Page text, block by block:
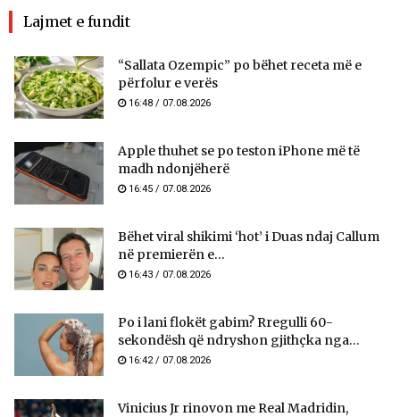
Lajmet e fundit
“Sallata Ozempic” po bëhet receta më e
përfolur e verës
16:48 / 07.08.2026
Apple thuhet se po teston iPhone më të
madh ndonjëherë
16:45 / 07.08.2026
Bëhet viral shikimi ‘hot’ i Duas ndaj Callum
në premierën e...
16:43 / 07.08.2026
Po i lani flokët gabim? Rregulli 60-
sekondësh që ndryshon gjithçka nga...
16:42 / 07.08.2026
Vinicius Jr rinovon me Real Madridin,